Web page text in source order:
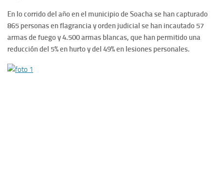
En lo corrido del año en el municipio de Soacha se han capturado
865 personas en flagrancia y orden judicial se han incautado 57
armas de fuego y 4.500 armas blancas, que han permitido una
reducción del 5% en hurto y del 49% en lesiones personales.